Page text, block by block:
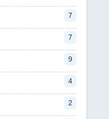
7
7
9
4
2